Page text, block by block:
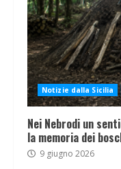
Notizie dalla Sicilia
Nei Nebrodi un
la memoria dei
9 giugno 2026